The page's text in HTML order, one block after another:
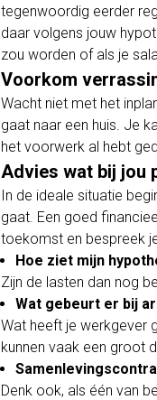
tegenwoordig eerder
daar volgens jouw
zou worden of als je
Voorkom
Wacht niet met het
gaat naar een huis. Je
het voorwerk al hebt
Advies wat bij jou
In de ideale situatie
gaat. Een goed
toekomst en bespreek
Hoe ziet mijn
Zijn de lasten dan nog
Wat gebeurt er bij
Wat heeft je werkgever
kunnen vaak een groot
Denk ook, als één van